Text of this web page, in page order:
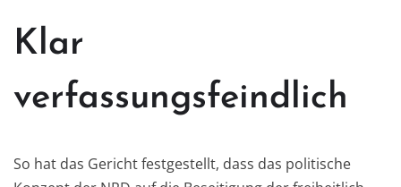
Klar
verfassungsfeindlich
So hat das Gericht festgestellt, dass das politische